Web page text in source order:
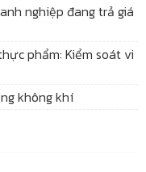
nghiệp đang trả giá
phẩm: Kiểm soát vi
không khí